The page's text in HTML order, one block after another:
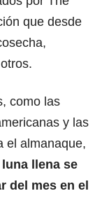
que desde
como las
y las
el almanaque,
llena se
del mes en el